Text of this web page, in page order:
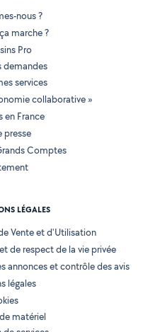
nous ?
marche ?
Pro
demandes
services
collaborative »
en France
presse
Comptes
LÉGALES
Vente et d'Utilisation
de respect de la vie privée
annonces et contrôle des avis
légales
matériel